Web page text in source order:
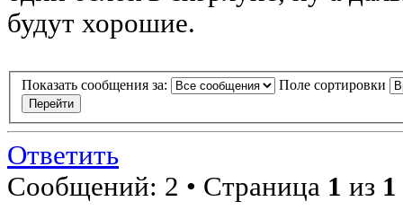
будут хорошие.
Показать сообщения за: Поле сортировки
Ответить
Сообщений: 2 • Страница 1 из 1